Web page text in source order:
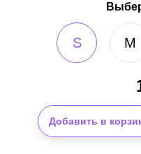
S M
Добавить в